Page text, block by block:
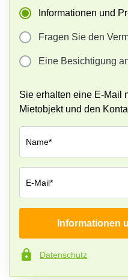
Business
Center
Center
Basel
Business
Luzern
Steinhausen
37 6343
Informationen und
Fragen Sie den
Eine Besichtigung
Sie erhalten eine E-Mail
Mietobjekt und den
Name*
E-Mail*
Telefon*
Informationen
Datenschutz